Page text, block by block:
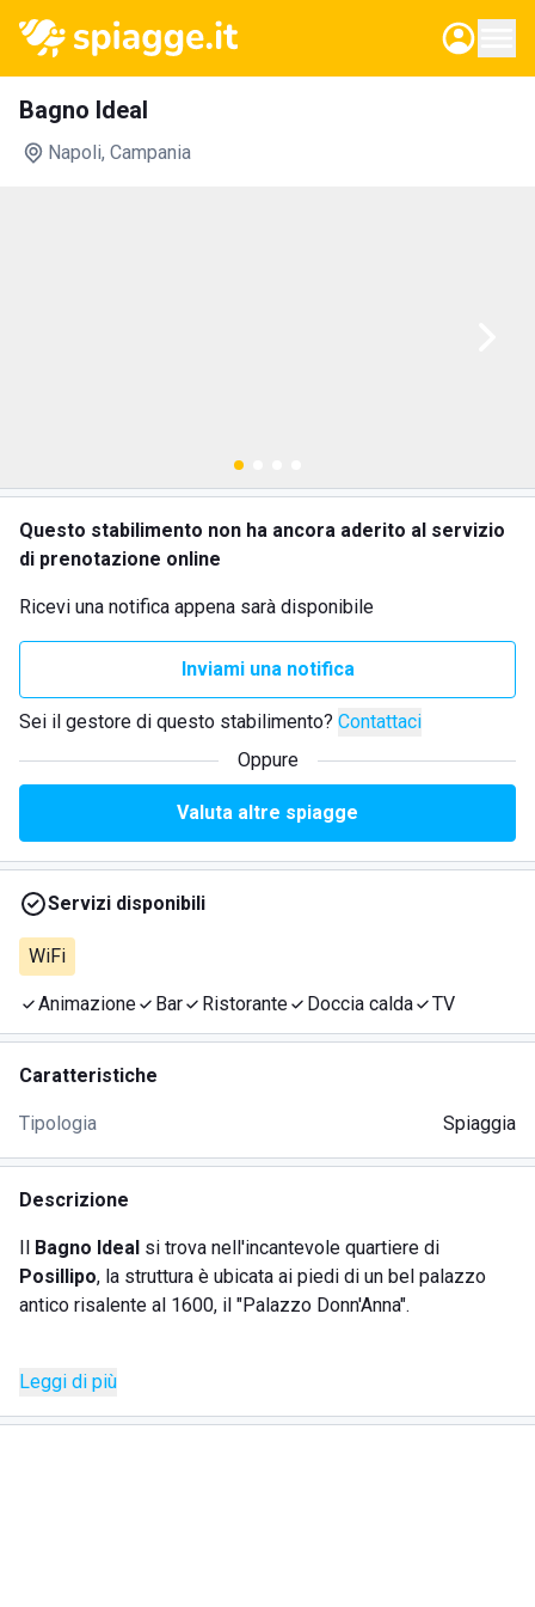
Bagno Ideal
Napoli, Campania
Questo stabilimento non ha ancora aderito al servizio
di prenotazione online
Ricevi una notifica appena sarà disponibile
Inviami una notifica
Sei il gestore di questo stabilimento? Contattaci
Oppure
Valuta altre spiagge
Servizi disponibili
WiFi
Animazione Bar Ristorante Doccia calda TV
Caratteristiche
Tipologia Spiaggia
Descrizione
Il Bagno Ideal si trova nell'incantevole quartiere di
Posillipo, la struttura è ubicata ai piedi di un bel palazzo
antico risalente al 1600, il "Palazzo Donn'Anna".
anni trenta ed offre relax e divertimento ad adulti e bambini
in tutta sicurezza. IlBagno Idealsi trova praticamente nella
Leggi di più